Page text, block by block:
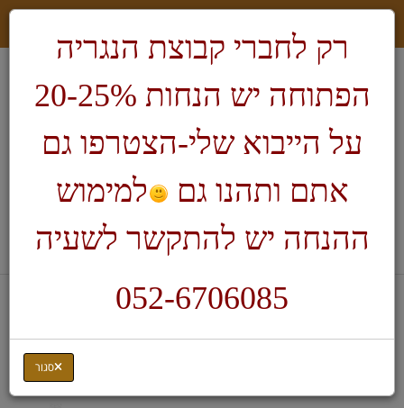
לעגלת הקניות
מפסלות וסכינים לגילוף
אבן השחזה צורתית תוצרת יפן
רק לחברי קבוצת הנגריה
הפתוחה יש הנחות 20-25%
על הייבוא שלי-הצטרפו גם
אתם ותהנו גם
למימוש
ההנחה יש להתקשר לשעיה
052-6706085
סגור